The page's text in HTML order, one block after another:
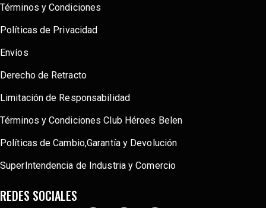
Términos y Condiciones
Políticas de Privacidad
Envíos
Derecho de Retracto
Limitación de Responsabilidad
Términos y Condiciones Club Héroes Belen
Políticas de Cambio,Garantía y Devolución
SuperIntendencia de Industria y Comercio
REDES SOCIALES